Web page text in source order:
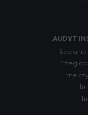
AUDYT
Inne